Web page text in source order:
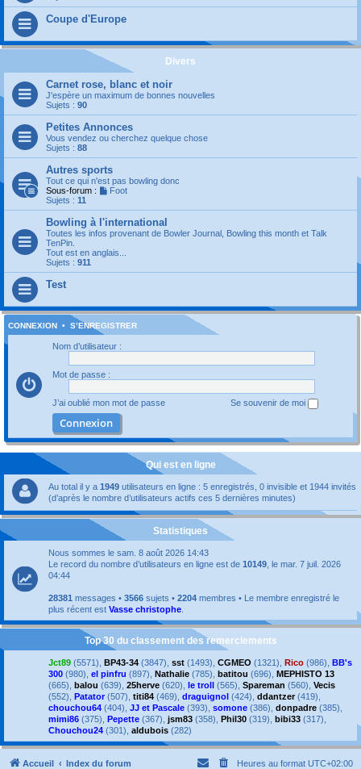
Coupe d'Europe
Divers
Carnet rose, blanc et noir
J'espère un maximum de bonnes nouvelles
Sujets : 90
Petites Annonces
Vous vendez ou cherchez quelque chose
Sujets : 88
Autres sports
Tout ce qui n'est pas bowling donc
Sous-forum :
Foot
Sujets : 11
Bowling à l'international
Toutes les infos provenant de Bowler Journal, Bowling this month et Talk
TenPin.
Tout est en anglais...
Sujets : 911
Test
CONNEXION • S’ENREGISTRER
Nom d’utilisateur :
Mot de passe :
J’ai oublié mon mot de passe Se souvenir de moi
Qui est en ligne
Au total il y a 1949 utilisateurs en ligne : 5 enregistrés, 0 invisible et 1944 invités
(d’après le nombre d’utilisateurs actifs ces 5 dernières minutes)
Statistiques
Nous sommes le sam. 8 août 2026 14:43
Le record du nombre d’utilisateurs en ligne est de 10149 , le mar. 7 juil. 2026
04:44
28381 messages • 3566 sujets • 2204 membres • Le membre enregistré le
plus récent est Vasse christophe
Top 30 du classement des remerciements
Jct89 (5571), BP43-34 (3847), sst (1493), CGMEO (1321), Rico (986), BB's
300 (980), el pinfru (897), Nathalie (785), batitou (696), MEPHISTO 13
(665), balou (639), 25herve (620), le troll (565), Spareman (560), Vecis
(552), Patator (507), titi84 (469), draguignol (424), ddantzer(419),
chouchou64 (404), JJ et Pascale (393), somone (386), donpadre (385),
mimi86 (375), Pepette (367), jsm83 (358), Phil30 (319), bibi33 (317),
Chouchou24 (301), aldubois (282)
Accueil Index du forum Heures au format UTC+02:00